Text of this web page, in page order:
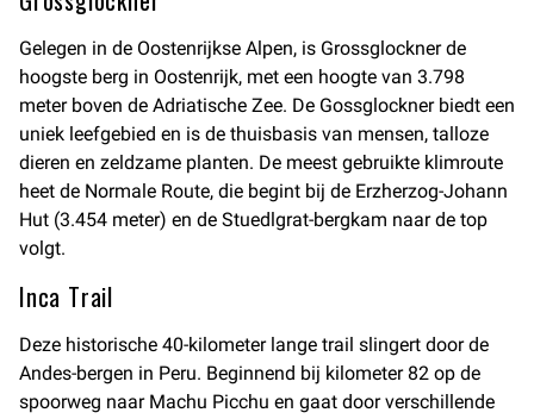
Gelegen in de Oostenrijkse Alpen, is Grossglockner de
hoogste berg in Oostenrijk, met een hoogte van 3.798
meter boven de Adriatische Zee. De Gossglockner biedt een
uniek leefgebied en is de thuisbasis van mensen, talloze
dieren en zeldzame planten. De meest gebruikte klimroute
heet de Normale Route, die begint bij de Erzherzog-Johann
Hut (3.454 meter) en de Stuedlgrat-bergkam naar de top
volgt.
Inca Trail
Deze historische 40-kilometer lange trail slingert door de
Andes-bergen in Peru. Beginnend bij kilometer 82 op de
spoorweg naar Machu Picchu en gaat door verschillende